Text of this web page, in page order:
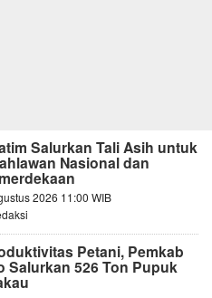
Salurkan Tali Asih untuk
Nasional dan
2026 11:00 WIB
Petani, Pemkab
Salurkan 526 Ton Pupuk